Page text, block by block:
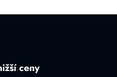
ceny